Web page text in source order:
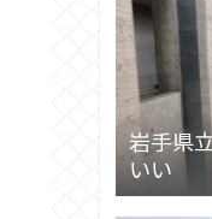
岩手県
いい